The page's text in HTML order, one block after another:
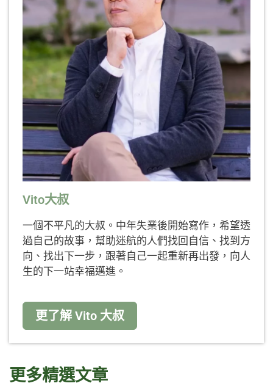
Vito大叔
一個不平凡的大叔。中年失業後開始寫作，希望透
過自己的故事，幫助迷航的人們找回自信、找到方
向、找出下一步，跟著自己一起重新再出發，向人
生的下一站幸福邁進。
更了解 Vito 大叔
更多精選文章